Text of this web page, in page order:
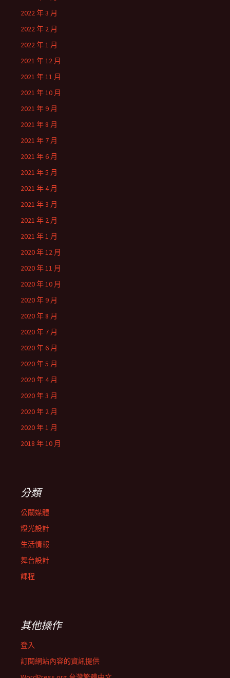
2022 年 3 月
2022 年 2 月
2022 年 1 月
2021 年 12 月
2021 年 11 月
2021 年 10 月
2021 年 9 月
2021 年 8 月
2021 年 7 月
2021 年 6 月
2021 年 5 月
2021 年 4 月
2021 年 3 月
2021 年 2 月
2021 年 1 月
2020 年 12 月
2020 年 11 月
2020 年 10 月
2020 年 9 月
2020 年 8 月
2020 年 7 月
2020 年 6 月
2020 年 5 月
2020 年 4 月
2020 年 3 月
2020 年 2 月
2020 年 1 月
2018 年 10 月
分類
公關媒體
燈光設計
生活情報
舞台設計
課程
其他操作
登入
訂閱網站內容的資訊提供